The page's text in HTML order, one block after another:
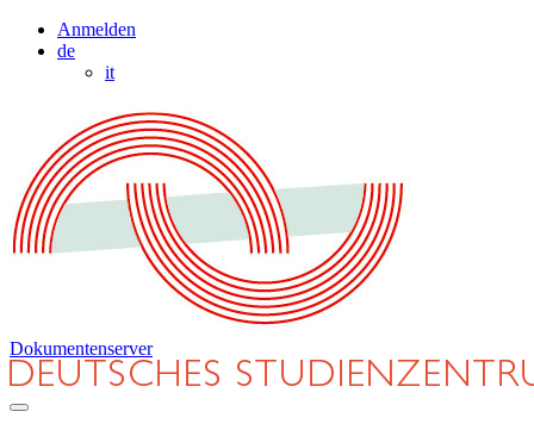
Anmelden
de
it
Dokumentenserver